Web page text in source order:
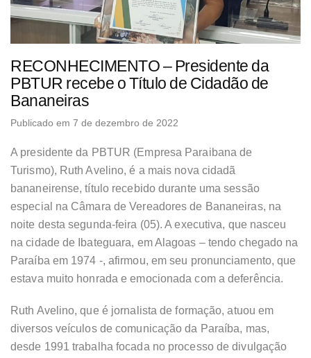
RECONHECIMENTO – Presidente da
PBTUR recebe o Título de Cidadão de
Bananeiras
Publicado em 7 de dezembro de 2022
A presidente da PBTUR (Empresa Paraibana de
Turismo), Ruth Avelino, é a mais nova cidadã
bananeirense, título recebido durante uma sessão
especial na Câmara de Vereadores de Bananeiras, na
noite desta segunda-feira (05). A executiva, que nasceu
na cidade de Ibateguara, em Alagoas – tendo chegado na
Paraíba em 1974 -, afirmou, em seu pronunciamento, que
estava muito honrada e emocionada com a deferência.
Ruth Avelino, que é jornalista de formação, atuou em
diversos veículos de comunicação da Paraíba, mas,
desde 1991 trabalha focada no processo de divulgação